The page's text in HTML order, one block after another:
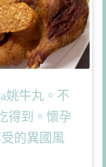
姚牛丸。不
得到。懷孕
的異國風